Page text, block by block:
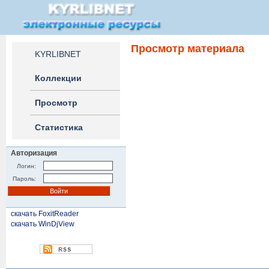
KYRLIBNET
Коллекции
Просмотр
Статистика
Авторизация
Логин:
Пароль:
скачать FoxitReader
скачать WinDjView
Просмотр материала